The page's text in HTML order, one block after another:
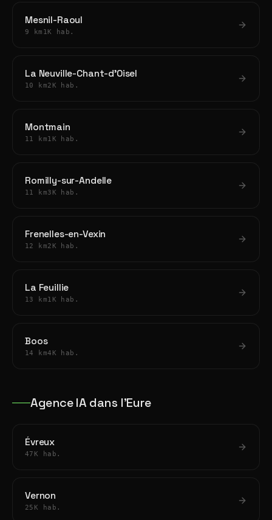
Mesnil-Raoul
9 km 1K hab.
La Neuville-Chant-d'Oisel
10 km2K hab.
Montmain
11 km1K hab.
Romilly-sur-Andelle
11 km3K hab.
Frenelles-en-Vexin
12 km2K hab.
La Feuillie
13 km1K hab.
Boos
14 km4K hab.
Agence IA dans l'Eure
Évreux
47K hab.
Vernon
25K hab.